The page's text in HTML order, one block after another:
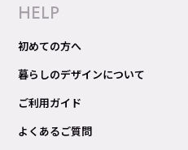
HELP
初めての方へ
暮らしのデザインについて
ご利用ガイド
よくあるご質問